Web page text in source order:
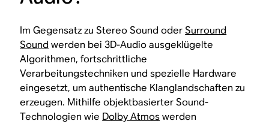
Im Gegensatz zu Stereo Sound oderSurround
Sound werden bei 3D-Audio ausgeklügelte
Algorithmen, fortschrittliche
Verarbeitungstechniken und spezielle Hardware
eingesetzt, um authentische Klanglandschaften zu
erzeugen. Mithilfe objektbasierter Sound-
Technologien wie Dolby Atmoswerden